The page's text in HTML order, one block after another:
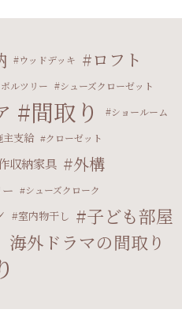
ウッドデッキ ロフト
ルツリー
シューズクローゼット
間取り ショールーム
主支給 クローゼット
収納家具 外構
シューズクローク
室内物干し
子ども部屋
外ドラマの間取り